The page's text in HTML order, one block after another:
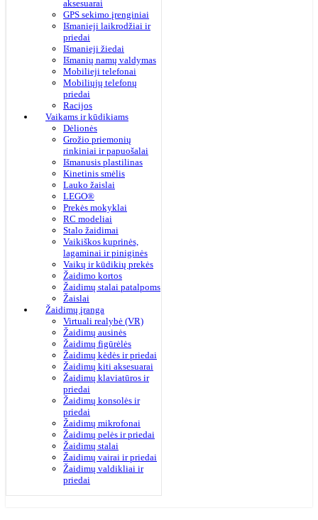
aksesuarai
GPS sekimo įrenginiai
Išmanieji laikrodžiai ir
priedai
Išmanieji žiedai
Išmanių namų valdymas
Mobilieji telefonai
Mobiliųjų telefonų
priedai
Racijos
Vaikams ir kūdikiams
Dėlionės
Grožio priemonių
rinkiniai ir papuošalai
Išmanusis plastilinas
Kinetinis smėlis
Lauko žaislai
LEGO®
Prekės mokyklai
RC modeliai
Stalo žaidimai
Vaikiškos kuprinės,
lagaminai ir piniginės
Vaikų ir kūdikių prekės
Žaidimo kortos
Žaidimų stalai patalpoms
Žaislai
Žaidimų įranga
Virtuali realybė (VR)
Žaidimų ausinės
Žaidimų figūrėlės
Žaidimų kėdės ir priedai
Žaidimų kiti aksesuarai
Žaidimų klaviatūros ir
priedai
Žaidimų konsolės ir
priedai
Žaidimų mikrofonai
Žaidimų pelės ir priedai
Žaidimų stalai
Žaidimų vairai ir priedai
Žaidimų valdikliai ir
priedai